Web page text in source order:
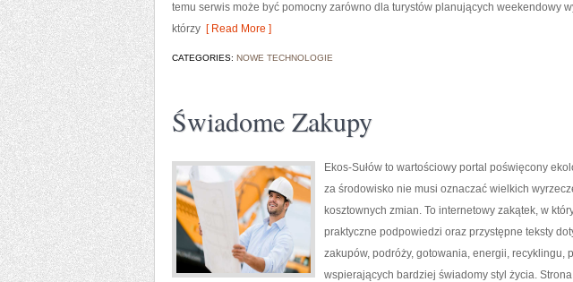
temu serwis może być pomocny zarówno dla turystów planujących weekendowy
którzy [ Read More ]
CATEGORIES: NOWE TECHNOLOGIE
Świadome Zakupy
Ekos-Sułów to wartościowy portal poświęcony
za środowisko nie musi oznaczać wielkich
kosztownych zmian. To internetowy zakątek, w
praktyczne podpowiedzi oraz przystępne teksty
zakupów, podróży, gotowania, energii, recyklingu,
wspierających bardziej świadomy styl życia.